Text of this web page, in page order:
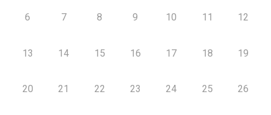
6 7 8 9 10 11 12
13 14 15 16 17 18 19
20 21 22 23 24 25 26